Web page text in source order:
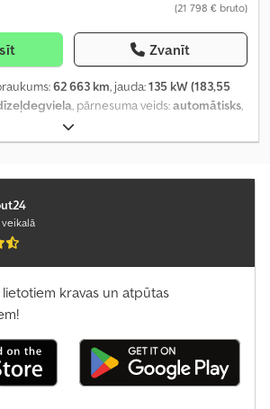
(21 798 € bruto)
Zvanīt
62 663 km, jauda:135 kW (183,55
, pārnesuma veids:automātisks,
, nākamā pārbaude (TÜV):
, krāsa:pelēks, sēdvietu skaits:5, Aprīkojums:
kvēpu filtrs, pilnpiedziņa,
veikalā
kravas un atpūtas